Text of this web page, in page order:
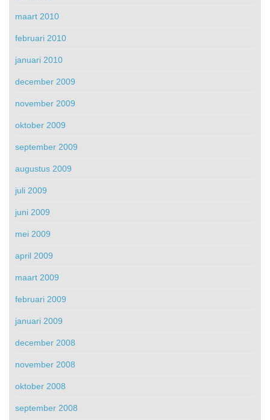
maart 2010
februari 2010
januari 2010
december 2009
november 2009
oktober 2009
september 2009
augustus 2009
juli 2009
juni 2009
mei 2009
april 2009
maart 2009
februari 2009
januari 2009
december 2008
november 2008
oktober 2008
september 2008